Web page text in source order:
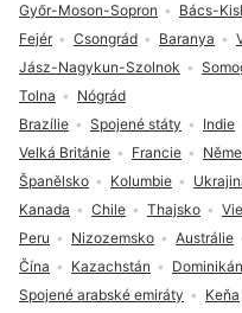
Brazílie Spojené státy Indie
Velká Británie
Francie
Španělsko
Kolumbie
Kanada
Chile Thajsko
Peru
Nizozemsko Austrálie
Čína
Kazachstán
Spojené arabské emiráty
Keňa
Győr-Moson-Sopron
Bács-
Fejér
Csongrád Baranya
Jász-Nagykun-Szolnok
Tolna
Nógrád